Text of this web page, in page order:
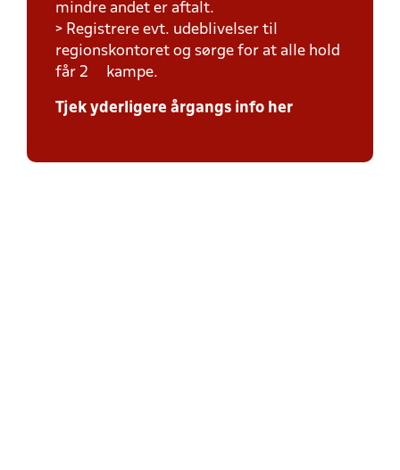
mindre andet er aftalt.
> Registrere evt. udeblivelser til
regionskontoret og sørge for at alle hold
får 2 kampe.
Tjek yderligere årgangs info her